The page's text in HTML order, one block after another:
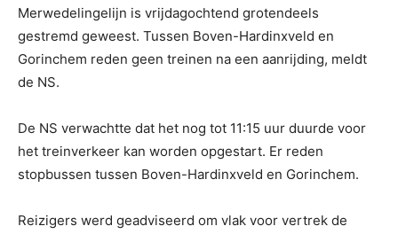
Merwedelingelijn is vrijdagochtend grotendeels
gestremd geweest. Tussen Boven-Hardinxveld en
Gorinchem reden geen treinen na een aanrijding, meldt
de NS.
De NS verwachtte dat het nog tot 11:15 uur duurde voor
het treinverkeer kan worden opgestart. Er reden
stopbussen tussen Boven-Hardinxveld en Gorinchem.
Reizigers werd geadviseerd om vlak voor vertrek de